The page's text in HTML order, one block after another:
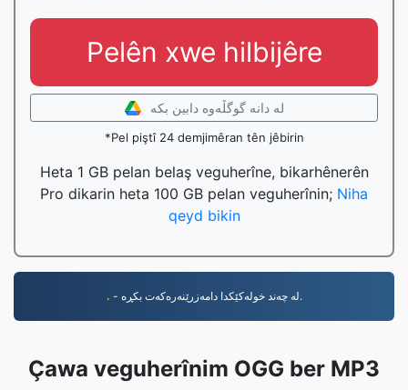
Pelên xwe hilbijêre
لە دانە گوگڵەوە دابین بکە
*Pel piştî 24 demjimêran tên jêbirin
Heta 1 GB pelan belaş veguherîne, bikarhênerên
Pro dikarin heta 100 GB pelan veguherînin; Niha
qeyd bikin
. - لە چەند خولەکێکدا دامەزرێنەرەکەت بکڕە.
Çawa veguherînim OGG ber MP3